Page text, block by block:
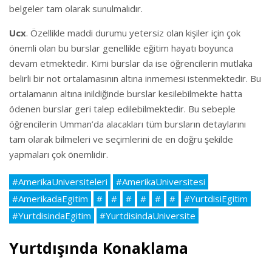
belgeler tam olarak sunulmalıdır.
Ucx. Özellikle maddi durumu yetersiz olan kişiler için çok
önemli olan bu burslar genellikle eğitim hayatı boyunca
devam etmektedir. Kimi burslar da ise öğrencilerin mutlaka
belirli bir not ortalamasının altına inmemesi istenmektedir. Bu
ortalamanın altına inildiğinde burslar kesilebilmekte hatta
ödenen burslar geri talep edilebilmektedir. Bu sebeple
öğrencilerin Umman’da alacakları tüm bursların detaylarını
tam olarak bilmeleri ve seçimlerini de en doğru şekilde
yapmaları çok önemlidir.
#AmerikaUniversiteleri
#AmerikaUniversitesi
#AmerikadaEgitim
# # # # # #
#YurtdisiEgitim
#YurtdisindaEgitim
#YurtdisindaUniversite
Yurtdışında Konaklama